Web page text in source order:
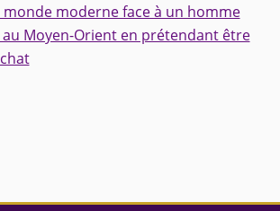
moderne face à un homme
Moyen-Orient en prétendant être